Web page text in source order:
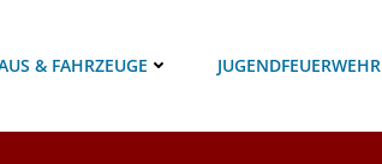
& FAHRZEUGE JUGENDFEUERWEHR